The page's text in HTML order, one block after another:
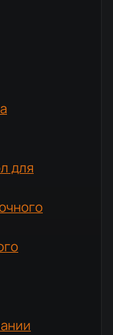
для